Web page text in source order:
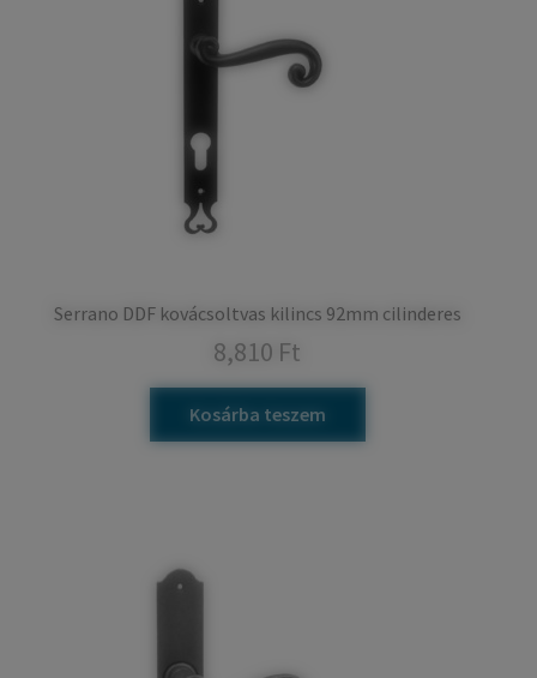
Serrano DDF kovácsoltvas kilincs 92mm cilinderes
8,810 Ft
Kosárba teszem